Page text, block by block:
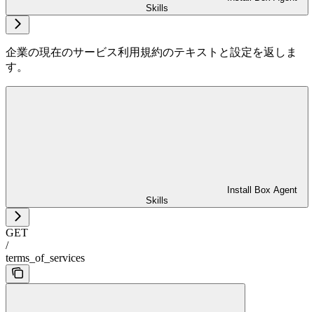
Skills
企業の現在のサービス利用規約のテキストと設定を返しま
す。
Install Box Agent
Skills
GET
/
terms_of_services